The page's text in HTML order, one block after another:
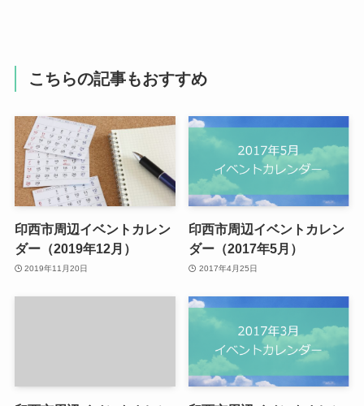
こちらの記事もおすすめ
印西市周辺イベントカレン
ダー（2019年12月）
2019年11月20日
印西市周辺イベントカレン
ダー（2017年5月）
2017年4月25日